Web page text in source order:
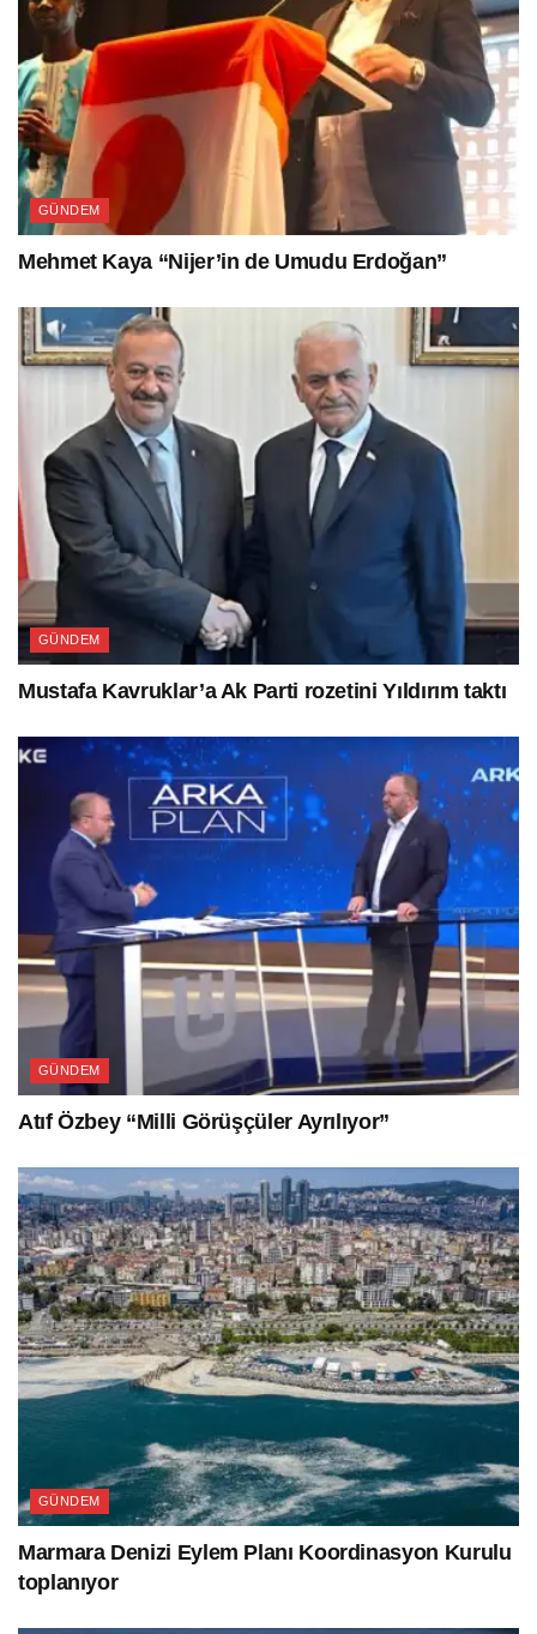
GÜNDEM
Mehmet Kaya “Nijer’in de Umudu Erdoğan”
GÜNDEM
Mustafa Kavruklar’a Ak Parti rozetini Yıldırım taktı
GÜNDEM
Atıf Özbey “Milli Görüşçüler Ayrılıyor”
GÜNDEM
Marmara Denizi Eylem Planı Koordinasyon Kurulu
toplanıyor